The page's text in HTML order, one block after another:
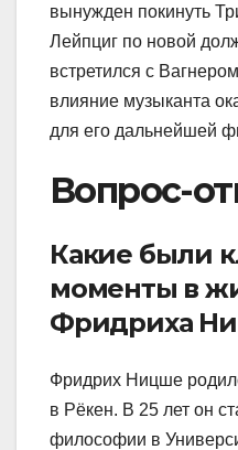
вынужден покинуть
Лейпциг по новой
встретился с
влияние музыканта
для его дальнейшей
Вопрос-
Какие были
моменты в
Фридриха
Фридрих Ницше
в Рёкен. В 25 лет он
философии в